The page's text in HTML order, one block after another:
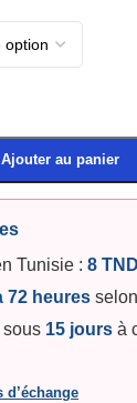
Ajouter au panier
Tunisie : 8 TND
72 heures
sous 15 jours à